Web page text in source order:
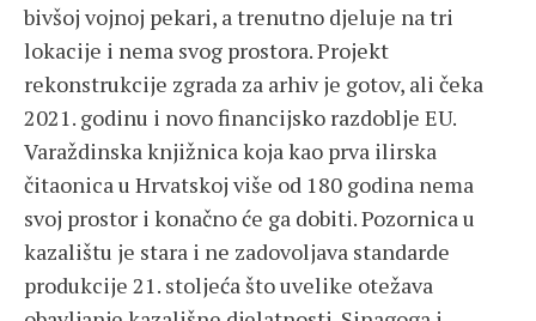
bivšoj vojnoj pekari, a trenutno djeluje na tri
lokacije i nema svog prostora. Projekt
rekonstrukcije zgrada za arhiv je gotov, ali čeka
2021. godinu i novo financijsko razdoblje EU.
Varaždinska knjižnica koja kao prva ilirska
čitaonica u Hrvatskoj više od 180 godina nema
svoj prostor i konačno će ga dobiti. Pozornica u
kazalištu je stara i ne zadovoljava standarde
produkcije 21. stoljeća što uvelike otežava